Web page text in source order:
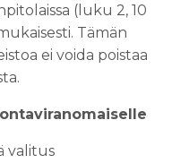
(luku 2, 10
Tämän
ei voida poistaa
valitus